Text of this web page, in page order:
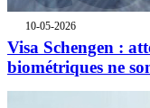
10-05-2026
Visa Schengen :
biométriques ne